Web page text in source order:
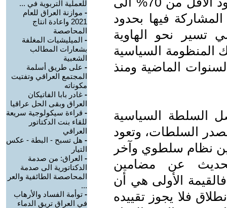
وقد بلغت المشاركة فيها بحدود
تسير نحو الهاوية
المنظومة السياسية
الماضية ومنذ
السلطة السياسية
مصدر السلطات، وتعود
نظام سلطوي وآخر
عن مضامين
الأولى هي أن
فلا يجوز تقييده
للعملية التربوية في ...
- موازنة العراق للعام
2021 واعادة انتاج
المحاصصة
- الميليشيات المغلفة
بشعارات المطالب
الشعبية
- على طريق أسلمة
المجتمع العراقي وتفتيت
مكوناته
- غادر بابا الفاتيكان
العراق وبقى الحل عراقيا
- قراءة سيكولوجية سريعة
للقاء بنت الدكتاتور
العراقي
- هل تسبح - البطة - عكس
التيار
- العراق: من صدمة
الدكتاتورية الى صدمة
المحاصصة الطائفية والعر
...
- توأمة الفساد والأرهاب
في العراق تريق الدماء